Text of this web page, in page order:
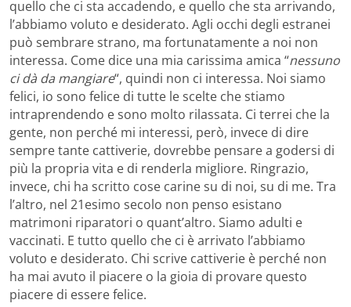
quello che ci sta accadendo, e quello che sta arrivando,
l’abbiamo voluto e desiderato. Agli occhi degli estranei
può sembrare strano, ma fortunatamente a noi non
interessa. Come dice una mia carissima amica “nessuno
ci dà da mangiare“, quindi non ci interessa. Noi siamo
felici, io sono felice di tutte le scelte che stiamo
intraprendendo e sono molto rilassata. Ci terrei che la
gente, non perché mi interessi, però, invece di dire
sempre tante cattiverie, dovrebbe pensare a godersi di
più la propria vita e di renderla migliore. Ringrazio,
invece, chi ha scritto cose carine su di noi, su di me. Tra
l’altro, nel 21esimo secolo non penso esistano
matrimoni riparatori o quant’altro. Siamo adulti e
vaccinati. E tutto quello che ci è arrivato l’abbiamo
voluto e desiderato. Chi scrive cattiverie è perché non
ha mai avuto il piacere o la gioia di provare questo
piacere di essere felice.